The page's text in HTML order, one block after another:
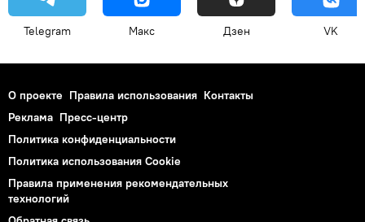
Telegram Макс Дзен VK
О проекте Правила использования Контакты
Реклама Пресс-центр
Политика конфиденциальности
Политика использования Cookie
Правила применения рекомендательных
технологий